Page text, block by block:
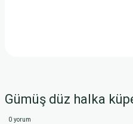
Gümüş düz halka
0 yorum